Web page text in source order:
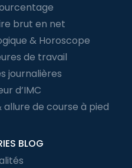
brut en net
& Horoscope
de travail
journalières
d’IMC
de course à pied
BLOG